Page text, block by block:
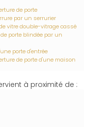
de porte
par un serrurier
vitre double-vitrage cassé
porte blindée par un
porte d'entrée
de porte d'une maison
à proximité de :